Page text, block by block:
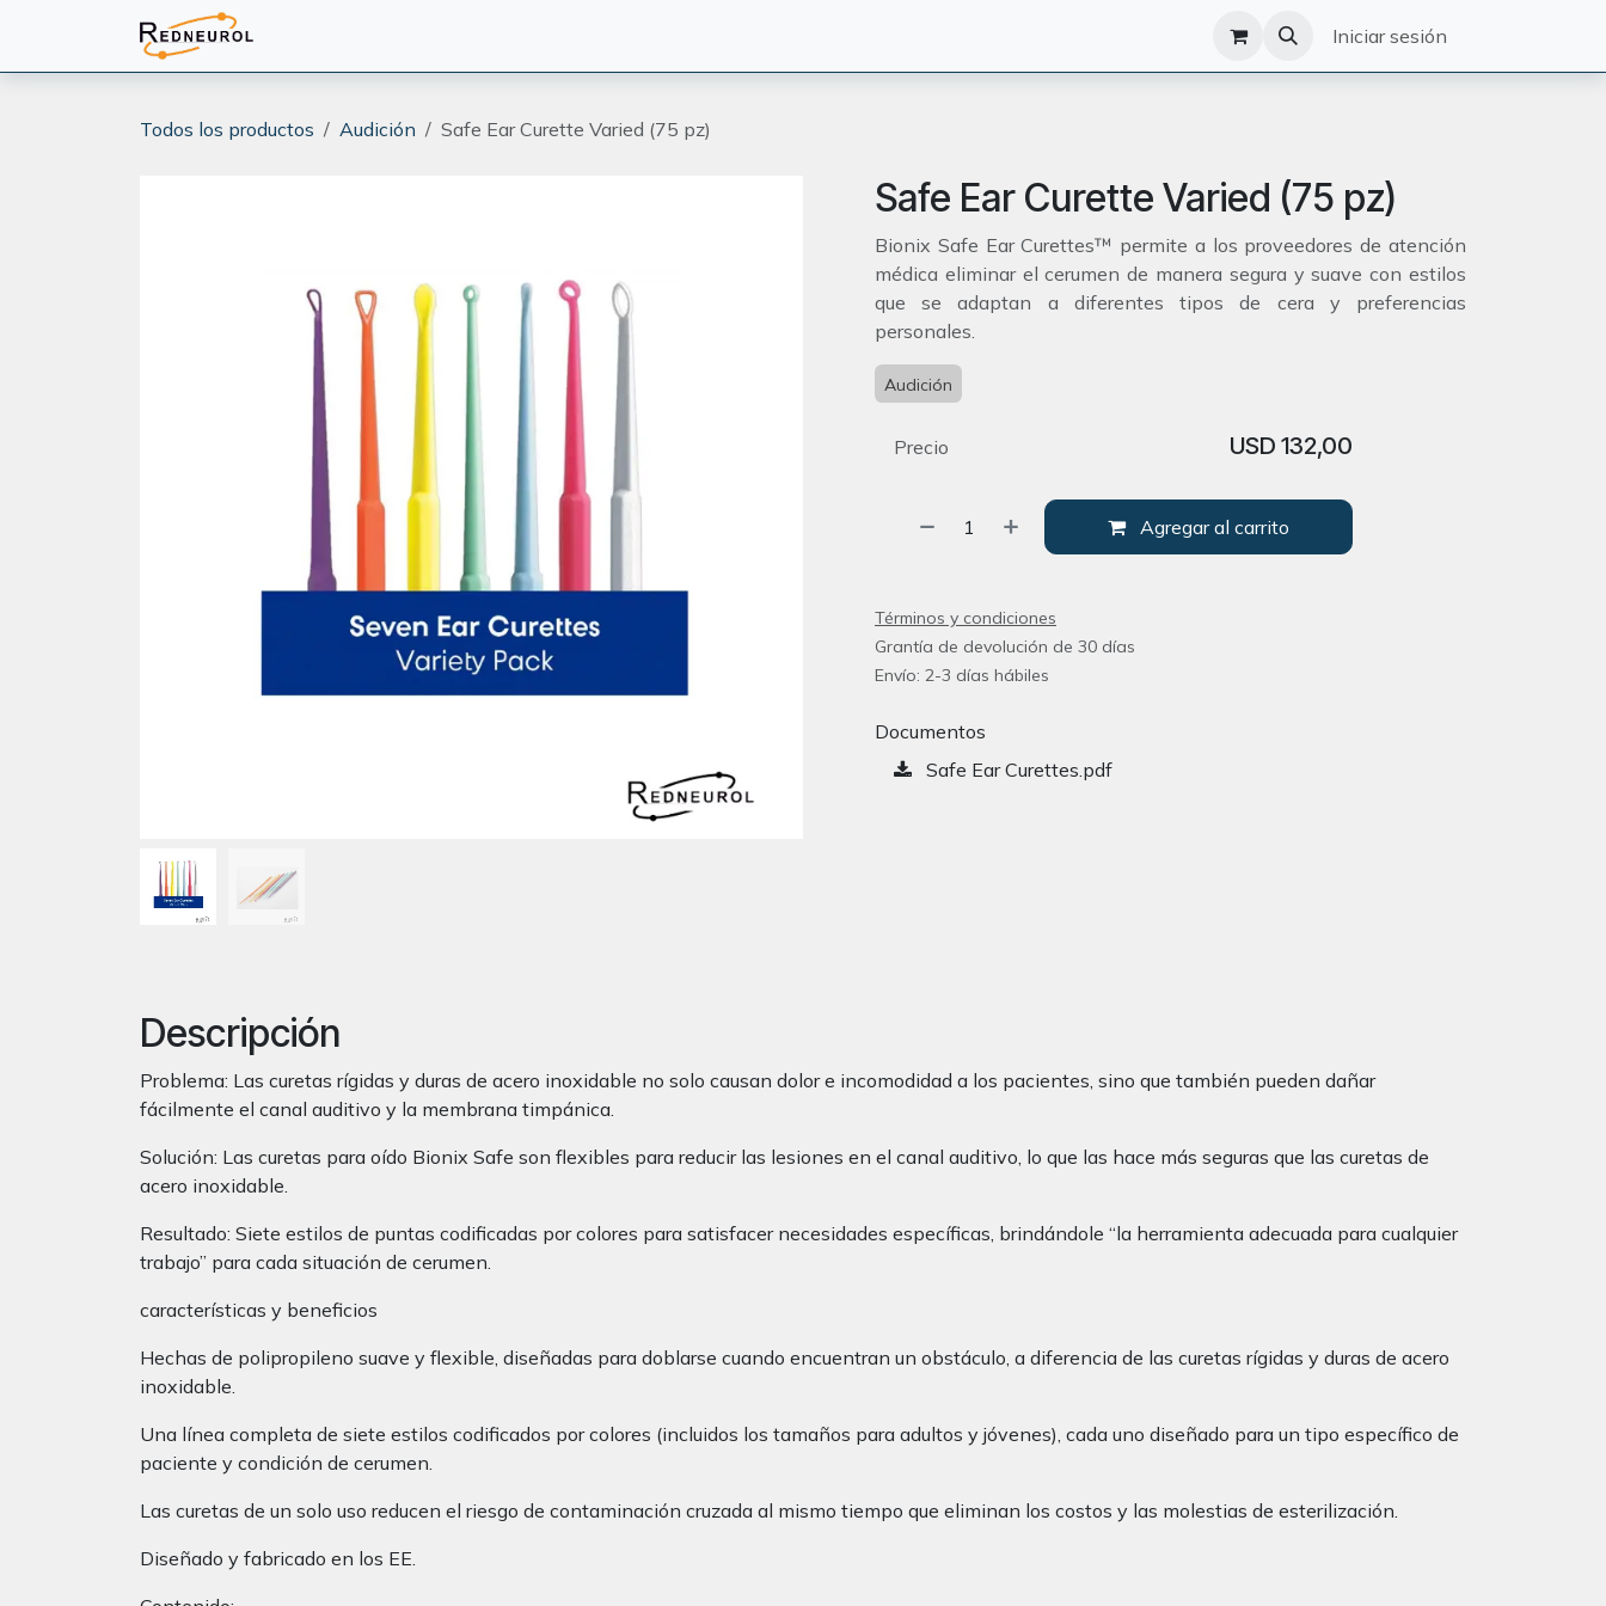
Iniciar sesión
Todos los productos Audición Safe Ear Curette Varied (75 pz)
Safe Ear Curette Varied (75 pz)
Bionix Safe Ear Curettes™ permite a los proveedores de atención
médica eliminar el cerumen de manera segura y suave con estilos
que se adaptan a diferentes tipos de cera y preferencias
personales.
Audición
Agregar al carrito
Precio USD 132,00
Términos y condiciones
Grantía de devolución de 30 días
Envío: 2-3 días hábiles
Documentos
Safe Ear Curettes.pdf
Descripción
Problema: Las curetas rígidas y duras de acero inoxidable no solo causan dolor e incomodidad a los pacientes, sino que también pueden dañar
fácilmente el canal auditivo y la membrana timpánica.
Solución: Las curetas para oído Bionix Safe son flexibles para reducir las lesiones en el canal auditivo, lo que las hace más seguras que las curetas de
acero inoxidable.
Resultado: Siete estilos de puntas codificadas por colores para satisfacer necesidades específicas, brindándole “la herramienta adecuada para cualquier
trabajo” para cada situación de cerumen.
características y beneficios
Hechas de polipropileno suave y flexible, diseñadas para doblarse cuando encuentran un obstáculo, a diferencia de las curetas rígidas y duras de acero
inoxidable.
Una línea completa de siete estilos codificados por colores (incluidos los tamaños para adultos y jóvenes), cada uno diseñado para un tipo específico de
paciente y condición de cerumen.
Las curetas de un solo uso reducen el riesgo de contaminación cruzada al mismo tiempo que eliminan los costos y las molestias de esterilización.
Diseñado y fabricado en los EE.